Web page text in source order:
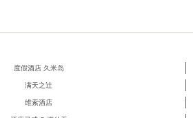
度假酒店 久米岛
满天之辻
维索酒店